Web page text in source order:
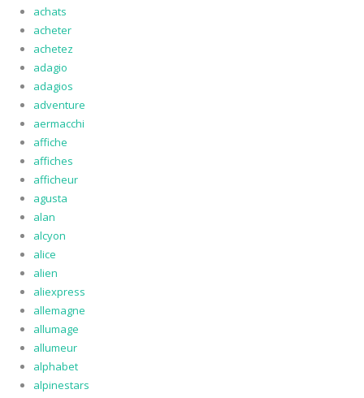
achats
acheter
achetez
adagio
adagios
adventure
aermacchi
affiche
affiches
afficheur
agusta
alan
alcyon
alice
alien
aliexpress
allemagne
allumage
allumeur
alphabet
alpinestars